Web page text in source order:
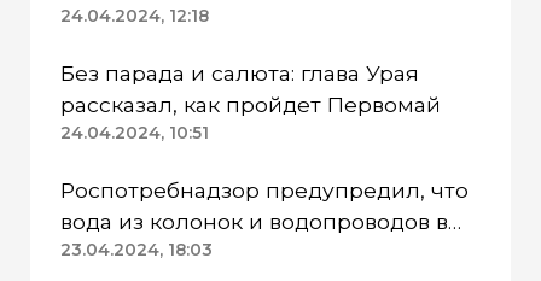
работают в две смены
24.04.2024, 12:18
Без парада и салюта: глава Урая
рассказал, как пройдет Первомай
24.04.2024, 10:51
Роспотребнадзор предупредил, что
вода из колонок и водопроводов в
Казанском районе непригодна для
23.04.2024, 18:03